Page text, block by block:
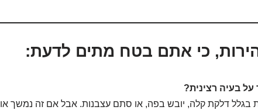
כי אתם בטח מתים לדעת:
בעיה רצינית?
בגלל דלקת קלה, יובש בפה, או סתם עצבנות. אבל אם זה נמשך או